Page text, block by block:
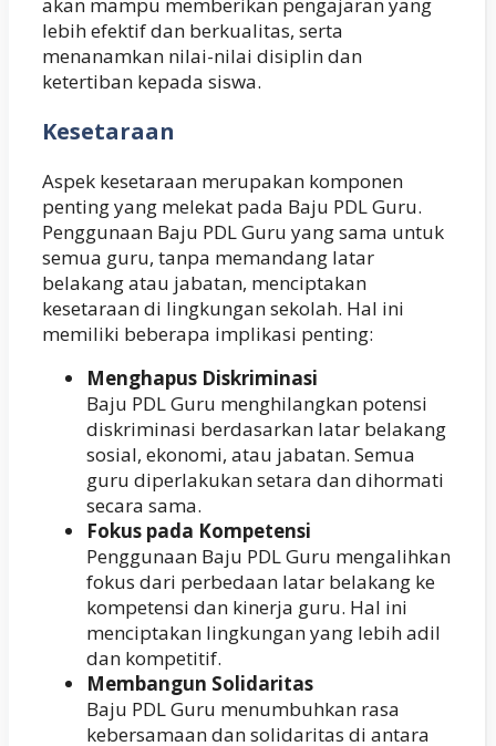
akan mampu memberikan pengajaran yang
lebih efektif dan berkualitas, serta
menanamkan nilai-nilai disiplin dan
ketertiban kepada siswa.
Kesetaraan
Aspek kesetaraan merupakan komponen
penting yang melekat pada Baju PDL Guru.
Penggunaan Baju PDL Guru yang sama untuk
semua guru, tanpa memandang latar
belakang atau jabatan, menciptakan
kesetaraan di lingkungan sekolah. Hal ini
memiliki beberapa implikasi penting:
Menghapus Diskriminasi
Baju PDL Guru menghilangkan potensi
diskriminasi berdasarkan latar belakang
sosial, ekonomi, atau jabatan. Semua
guru diperlakukan setara dan dihormati
secara sama.
Fokus pada Kompetensi
Penggunaan Baju PDL Guru mengalihkan
fokus dari perbedaan latar belakang ke
kompetensi dan kinerja guru. Hal ini
menciptakan lingkungan yang lebih adil
dan kompetitif.
Membangun Solidaritas
Baju PDL Guru menumbuhkan rasa
kebersamaan dan solidaritas di antara